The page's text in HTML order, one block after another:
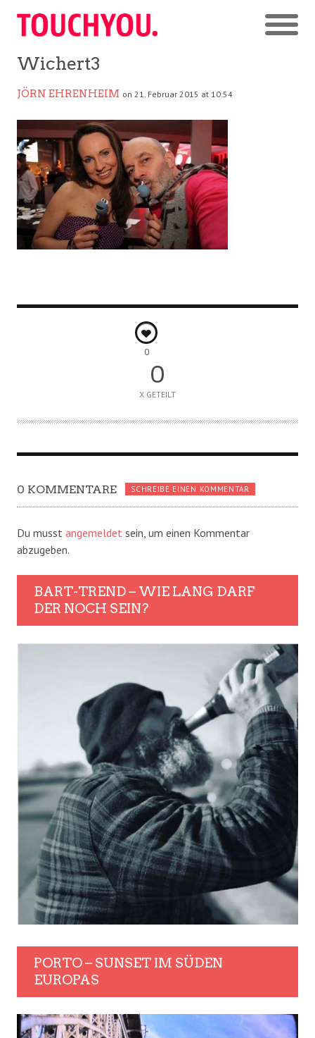
Wichert3
JÖRN EHRENHEIM on 21. Februar 2015 at 10:54
0
0
X GETEILT
0 KOMMENTARE SCHREIBE EINEN KOMMENTAR
Du musst angemeldet sein, um einen Kommentar
abzugeben.
BART-TREND – WIE LANG DARF
DER NOCH SEIN?
PORTO – SUNSET IM SÜDEN
EUROPAS